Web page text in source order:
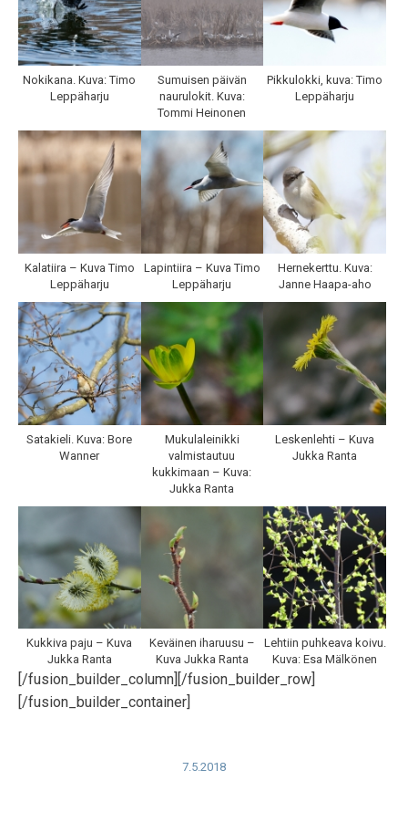
Nokikana. Kuva: Timo
Leppäharju
Sumuisen päivän
naurulokit. Kuva:
Tommi Heinonen
Pikkulokki, kuva: Timo
Leppäharju
Kalatiira – Kuva Timo
Leppäharju
Lapintiira – Kuva Timo
Leppäharju
Hernekerttu. Kuva:
Janne Haapa-aho
Satakieli. Kuva: Bore
Wanner
Mukulaleinikki
valmistautuu
kukkimaan – Kuva:
Jukka Ranta
Leskenlehti – Kuva
Jukka Ranta
Kukkiva paju – Kuva
Jukka Ranta
Keväinen iharuusu –
Kuva Jukka Ranta
Lehtiin puhkeava koivu.
Kuva: Esa Mälkönen
[/fusion_builder_column][/fusion_builder_row]
[/fusion_builder_container]
7.5.2018